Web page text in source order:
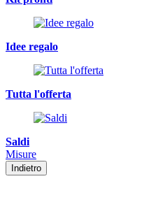
Idee regalo
Tutta l'offerta
Saldi
Misure
Indietro